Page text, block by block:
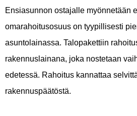
Ensiasunnon ostajalle myönnetään
omarahoitusosuus on tyypillisesti
asuntolainassa. Talopakettiin
rakennuslainana, joka nostetaan
edetessä. Rahoitus kannattaa
rakennuspäätöstä.